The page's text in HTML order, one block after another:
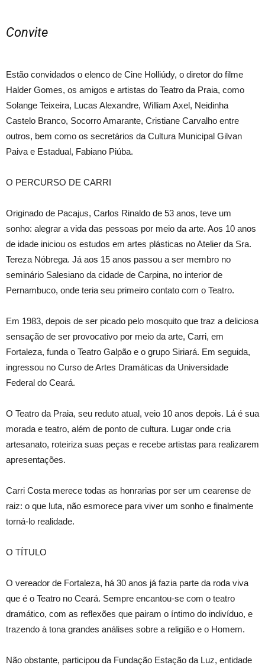
Convite
Estão convidados o elenco de Cine Holliúdy, o diretor do filme
Halder Gomes, os amigos e artistas do Teatro da Praia, como
Solange Teixeira, Lucas Alexandre, William Axel, Neidinha
Castelo Branco, Socorro Amarante, Cristiane Carvalho entre
outros, bem como os secretários da Cultura Municipal Gilvan
Paiva e Estadual, Fabiano Piúba.
O PERCURSO DE CARRI
Originado de Pacajus, Carlos Rinaldo de 53 anos, teve um
sonho: alegrar a vida das pessoas por meio da arte. Aos 10 anos
de idade iniciou os estudos em artes plásticas no Atelier da Sra.
Tereza Nóbrega. Já aos 15 anos passou a ser membro no
seminário Salesiano da cidade de Carpina, no interior de
Pernambuco, onde teria seu primeiro contato com o Teatro.
Em 1983, depois de ser picado pelo mosquito que traz a deliciosa
sensação de ser provocativo por meio da arte, Carri, em
Fortaleza, funda o Teatro Galpão e o grupo Siriará. Em seguida,
ingressou no Curso de Artes Dramáticas da Universidade
Federal do Ceará.
O Teatro da Praia, seu reduto atual, veio 10 anos depois. Lá é sua
morada e teatro, além de ponto de cultura. Lugar onde cria
artesanato, roteiriza suas peças e recebe artistas para realizarem
apresentações.
Carri Costa merece todas as honrarias por ser um cearense de
raiz: o que luta, não esmorece para viver um sonho e finalmente
torná-lo realidade.
O TÍTULO
O vereador de Fortaleza, há 30 anos já fazia parte da roda viva
que é o Teatro no Ceará. Sempre encantou-se com o teatro
dramático, com as reflexões que pairam o íntimo do indivíduo, e
trazendo à tona grandes análises sobre a religião e o Homem.
Não obstante, participou da Fundação Estação da Luz, entidade